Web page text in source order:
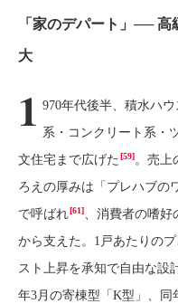
「家のデパート」──
大
1 970年代後半、積水ハ
系・コンクリート系・
文住宅まで広げた [59]。売上
ろえの厚みは「プレハブの
で呼ばれ[61]、消費者の嗜好
から支えた。1戸あたりの
スト上昇を承知で自由な設
年3月の寄棟型「K型」、同